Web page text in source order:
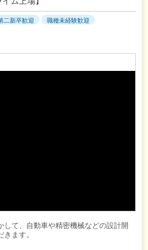
二新卒歓迎
職種未経験歓迎
して、自動車や精密機械などの設計開
ます。